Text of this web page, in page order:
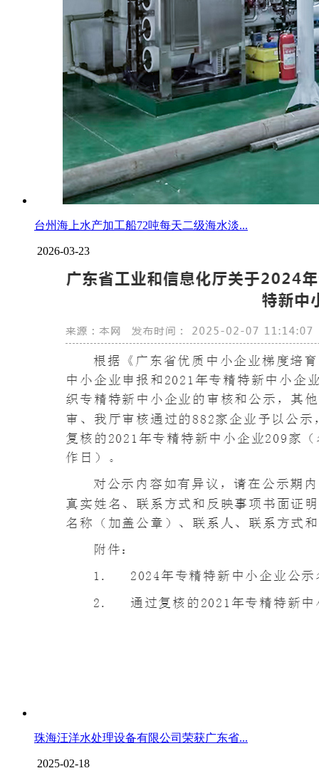
台州海上水产加工船72吨每天二级海水淡...
2026-03-23
珠海汪洋水处理设备有限公司荣获广东省...
2025-02-18